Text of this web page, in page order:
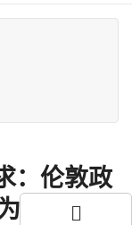
：伦敦政
7.5），